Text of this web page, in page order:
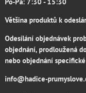
Většina produktů k
Odesílání objednávek
objednání, prodloužená
nebo objednání
info@hadice-